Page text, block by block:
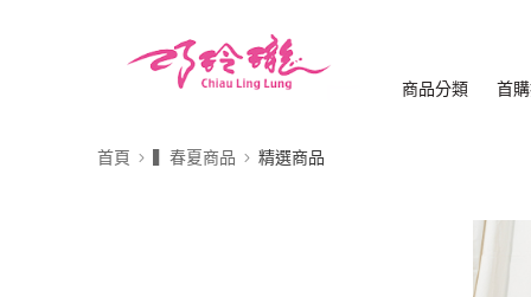
商品分類 首
首頁 ▍春夏商品 精選商品